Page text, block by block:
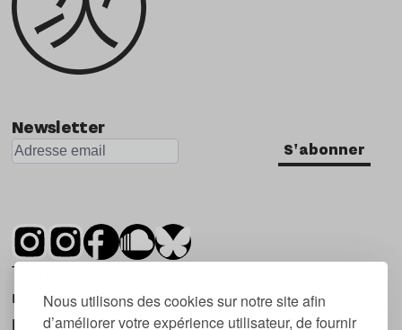
Nous utilisons des cookies sur notre site afin
d’améliorer votre expérience utilisateur, de fournir
Newsletter
S'abonner
Tsugi est un mensuel indépendant sur la
musique et les nouvelles tendances, dont la
première parution date de 2007.